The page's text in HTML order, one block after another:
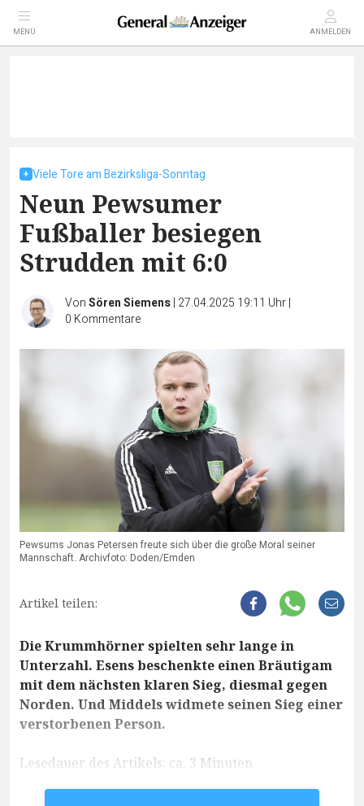
MENÜ ANMELDEN
Viele Tore am Bezirksliga-Sonntag
Neun Pewsumer
Fußballer besiegen
Strudden mit 6:0
VonSören Siemens| 27.04.2025 19:11 Uhr|
0 Kommentare
Pewsums Jonas Petersen freute sich über die große Moral seiner
Mannschaft. Archivfoto: Doden/Emden
Artikel teilen:
Die Krummhörner spielten sehr lange in
Unterzahl. Esens beschenkte einen Bräutigam
mit dem nächsten klaren Sieg, diesmal gegen
Norden. Und Middels widmete seinen Sieg einer
verstorbenen Person.
Lesedauer des Artikels: ca. 3 Minuten